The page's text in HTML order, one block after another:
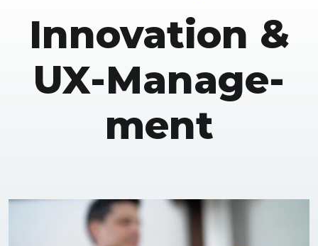
Innovation &
UX-Manage­
ment